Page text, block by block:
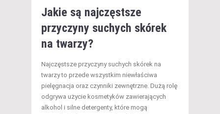
Jakie są najczęstsze
przyczyny suchych skórek
na twarzy?
Najczęstsze przyczyny suchych skórek na
twarzy to przede wszystkim niewłaściwa
pielęgnacja oraz czynniki zewnętrzne. Dużą rolę
odgrywa użycie kosmetyków zawierających
alkohol i silne detergenty, które mogą